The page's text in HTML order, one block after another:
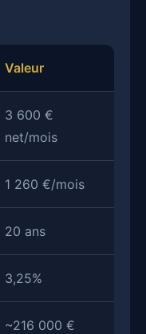
Valeur
3 600 €
net/mois
1 260 €/mois
20 ans
3,25%
~216 000 €